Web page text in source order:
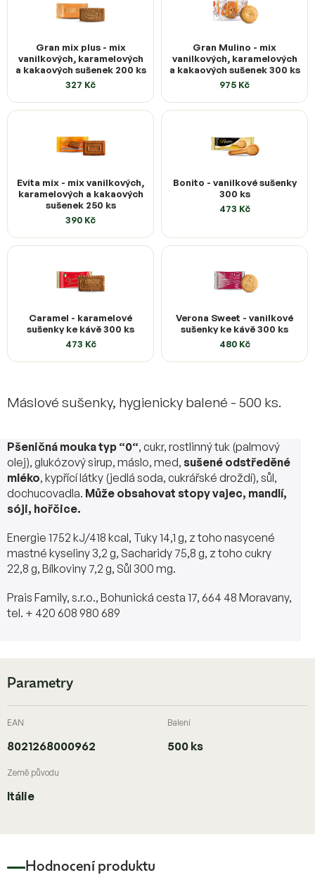
Gran mix plus - mix
vanilkových, karamelových
a kakaových sušenek 200 ks
327 Kč
Gran Mulino - mix
vanilkových, karamelových
a kakaových sušenek 300 ks
975 Kč
Evita mix - mix vanilkových,
karamelových a kakaových
sušenek 250 ks
390 Kč
Bonito - vanilkové sušenky
300 ks
473 Kč
Caramel - karamelové
sušenky ke kávě 300 ks
473 Kč
Verona Sweet - vanilkové
sušenky ke kávě 300 ks
480 Kč
Máslové sušenky, hygienicky balené - 500 ks.
Pšeničná mouka typ “0“, cukr, rostlinný tuk (palmový
olej), glukózový sirup, máslo, med, sušené odstředěné
mléko, kypřící látky (jedlá soda, cukrářské droždí), sůl,
dochucovadla. Může obsahovat stopy vajec, mandlí,
sóji, hořčice.
Energie 1752 kJ/418 kcal, Tuky 14,1 g, z toho nasycené
mastné kyseliny 3,2 g, Sacharidy 75,8 g, z toho cukry
22,8 g, Bílkoviny 7,2 g, Sůl 300 mg.
Prais Family, s.r.o., Bohunická cesta 17, 664 48 Moravany,
tel. + 420 608 980 689
Parametry
EAN
8021268000962
Balení
500 ks
Země původu
Itálie
Hodnocení produktu